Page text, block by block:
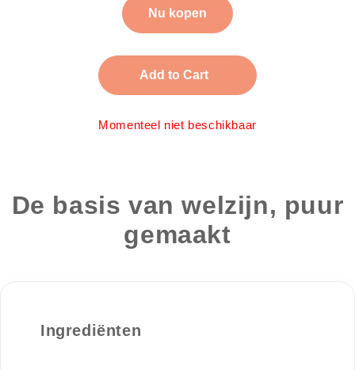
Nu kopen
Add to Cart
Momenteel niet beschikbaar
De basis van welzijn, puur
gemaakt
Ingrediënten